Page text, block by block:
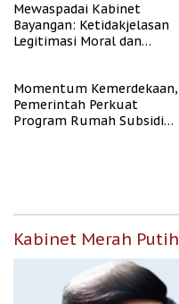
Mewaspadai Kabinet
Bayangan: Ketidakjelasan
Legitimasi Moral dan
Momentum Kemerdekaan,
Pemerintah Perkuat
Program Rumah Subsidi
Kabinet Merah Putih